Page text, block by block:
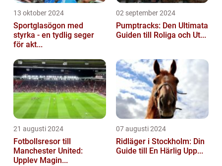
13 oktober 2024
Sportglasögon med
styrka - en tydlig seger
för akt...
02 september 2024
Pumptracks: Den Ultimata
Guiden till Roliga och Ut...
21 augusti 2024
Fotbollsresor till
Manchester United:
Upplev Magin...
07 augusti 2024
Ridläger i Stockholm: Din
Guide till En Härlig Upp...